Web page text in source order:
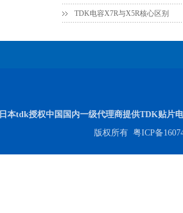
正品现货
TDK电容X7R与X5R核心区别
日本tdk授权中国国内一级代理商提供TDK贴片
版权所有 粤ICP备